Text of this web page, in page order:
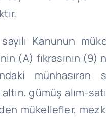
Kanunun
(A) fıkrasının (9)
münhasıran
gümüş alım-
mükellefler,